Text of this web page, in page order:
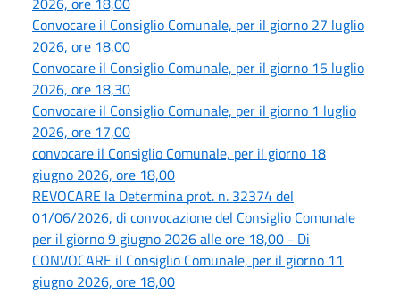
Convocare il Consiglio Comunale, per il giorno 27 luglio
2026, ore 18,00
Convocare il Consiglio Comunale, per il giorno 15 luglio
2026, ore 18,30
Convocare il Consiglio Comunale, per il giorno 1 luglio
2026, ore 17,00
convocare il Consiglio Comunale, per il giorno 18
giugno 2026, ore 18,00
REVOCARE la Determina prot. n. 32374 del
01/06/2026, di convocazione del Consiglio Comunale
per il giorno 9 giugno 2026 alle ore 18,00 - Di
CONVOCARE il Consiglio Comunale, per il giorno 11
giugno 2026, ore 18,00